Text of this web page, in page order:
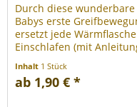
Durch diese
Babys erste
ersetzt jede
Einschlafen (mit
Inhalt 1 Stück
ab 1,90 € *